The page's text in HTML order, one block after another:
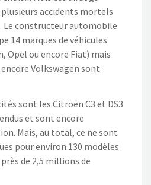
accidents mortels
Le constructeur automobile
14 marques de véhicules
Opel ou encore Fiat) mais
Volkswagen sont
sont les Citroën C3 et DS3
et sont encore
Mais, au total, ce ne sont
pour environ 130 modèles
de 2,5 millions de